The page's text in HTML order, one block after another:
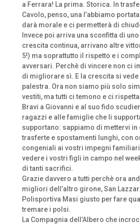
a Ferrara! La prima. Storica. In
Cavolo, penso, una l’abbiamo
darà morale e ci permetterà di
Invece poi arriva una sconfitta di
crescita continua, arrivano altre
5!) ma soprattutto il rispetto e i
avversari. Perchè di vincere non ci
di migliorare sì. E la crescita si
palestra. Ora non siamo più solo
vestiti, ma tutti ci temono e ci
Bravi a Giovanni e al suo fido
ragazzi e alle famiglie che li
supportano: sappiamo di mettervi
trasferte e spostamenti lunghi, con
congeniali ai vostri impegni
vedere i vostri figli in campo nel
di tanti sacrifici.
Grazie davvero a tutti perchè ora
migliori dell’altro girone, San
Polisportiva Masi giusto per fare
tremare i polsi.
La Compagnia dell’Albero che